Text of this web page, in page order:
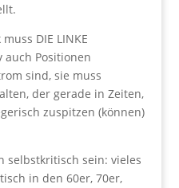
DIE LINKE
Positionen
sind, sie muss
der gerade in Zeiten,
zuspitzen (können)
selbstkritisch sein: vieles
in den 60er, 70er,